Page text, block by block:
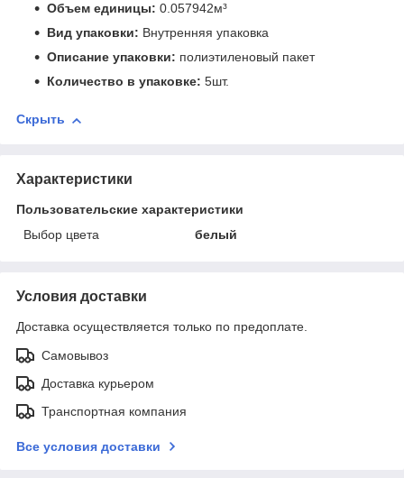
Объем единицы: 0.057942м³
Вид упаковки: Внутренняя упаковка
Описание упаковки: полиэтиленовый пакет
Количество в упаковке: 5шт.
Скрыть
Характеристики
Пользовательские характеристики
Выбор цвета
белый
Условия доставки
Доставка осуществляется только по предоплате.
Самовывоз
Доставка курьером
Транспортная компания
Все условия доставки